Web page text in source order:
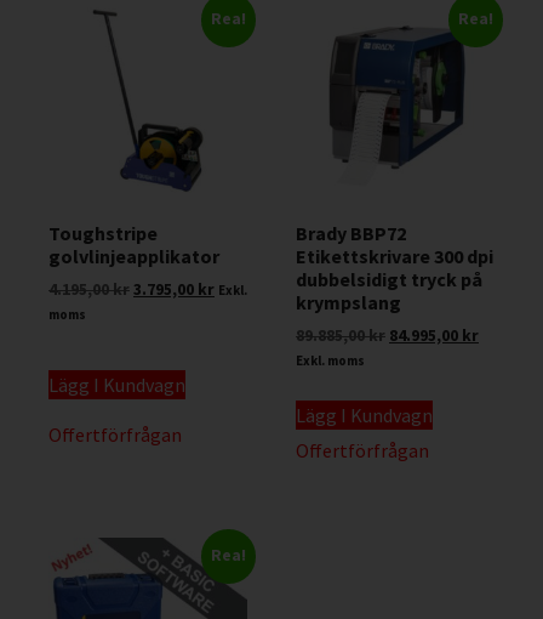
Rea!
Toughstripe
golvlinjeapplikator
4.195,00kr3.795,00 kr Exkl.
moms
Lägg I Kundvagn
Offertförfrågan
Rea!
Brady BBP72
Etikettskrivare 300 dpi
dubbelsidigt tryck på
krympslang
89.885,00kr 84.995,00 kr
Exkl. moms
Lägg I Kundvagn
Offertförfrågan
Rea!